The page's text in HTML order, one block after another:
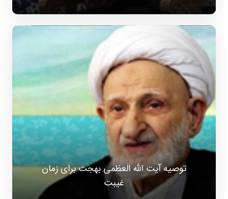
توصیه آیت الله العظمی بهجت برای زمان
غیبت